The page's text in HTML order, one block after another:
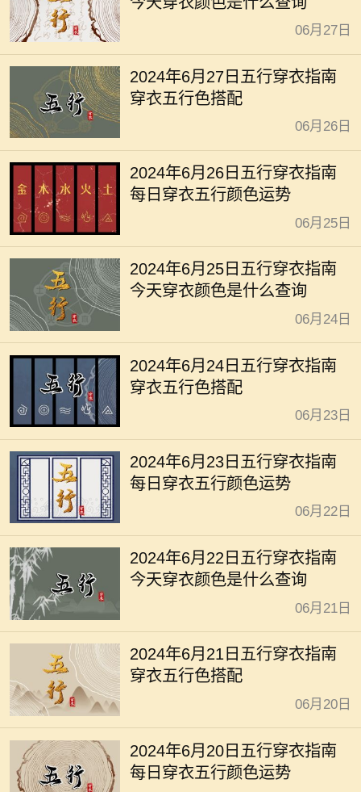
06月27日
2024年6月27日五行穿衣指南
穿衣五行色搭配
06月26日
2024年6月26日五行穿衣指南
每日穿衣五行颜色运势
06月25日
2024年6月25日五行穿衣指南
今天穿衣颜色是什么查询
06月24日
2024年6月24日五行穿衣指南
穿衣五行色搭配
06月23日
2024年6月23日五行穿衣指南
每日穿衣五行颜色运势
06月22日
2024年6月22日五行穿衣指南
今天穿衣颜色是什么查询
06月21日
2024年6月21日五行穿衣指南
穿衣五行色搭配
06月20日
2024年6月20日五行穿衣指南
每日穿衣五行颜色运势